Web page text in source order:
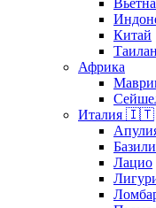
Китай
Африка
Италия 🇮🇹
Лацио